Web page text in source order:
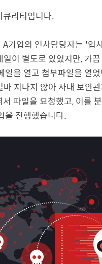
리티입니다.
A기업의 인사담당자는 '
이 별도로 있었지만, 가
일을 열고 첨부파일을 열
지나지 않아 사내 보안
파일을 요청했고, 이를
을 진행했습니다.